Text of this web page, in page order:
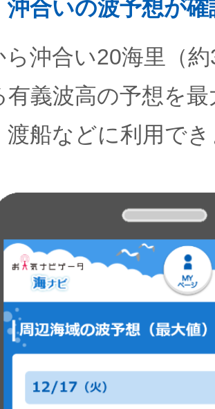
沖合いの波予想が
ら沖合い20海里（
有義波高の予想を
渡船などに利用で